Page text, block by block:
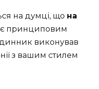
на думці, що на
принциповим
виконував
з вашим стилем